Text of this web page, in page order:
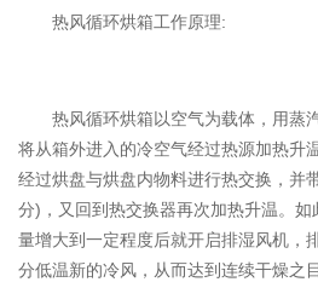
热风循环烘箱工作原理:
热风循环烘箱以空气为载体，用蒸汽
将从箱外进入的冷空气经过热源加热升
经过烘盘与烘盘内物料进行热交换，并
分)，又回到热交换器再次加热升温。
量增大到一定程度后就开启排湿风机，
分低温新的冷风，从而达到连续干燥之目